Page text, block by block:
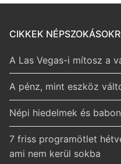
CIKKEK
A Las Vegas-i mítosz a
A pénz, mint eszköz
Népi hiedelmek és
7 friss programötlet
ami nem kerül sokba